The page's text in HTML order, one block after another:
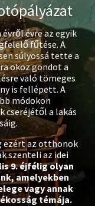
évre az egyik
fűtése. A
súlyossá tette a
okoz gondot a
való tömeges
is fellépett. A
módokon
cseréjétől a lakás
ezért az otthonok
szenteli az idei
9. éjfélig olyan
amelyekben
vagy annak
témája.